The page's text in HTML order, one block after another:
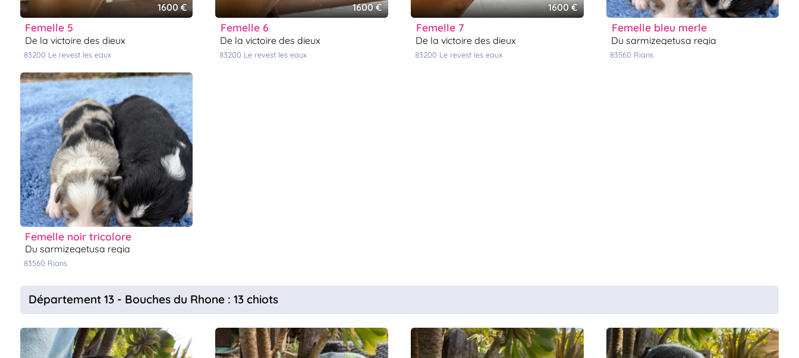
1600 €
femelle 5
de la victoire des dieux
83200 le revest les eaux
1600 €
femelle 6
de la victoire des dieux
83200 le revest les eaux
1600 €
femelle 7
de la victoire des dieux
83200 le revest les eaux
femelle bleu merle
du sarmizegetusa regia
83560 rians
femelle noir tricolore
du sarmizegetusa regia
83560 rians
Département 13 - Bouches du Rhone : 13 chiots